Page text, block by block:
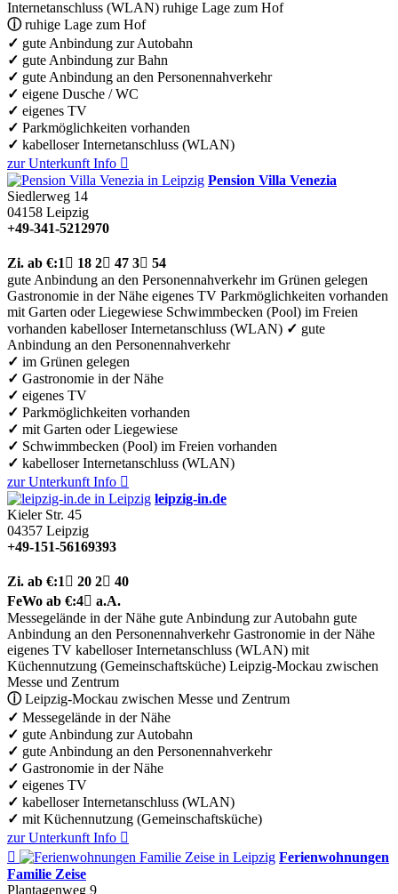
Internetanschluss (WLAN) ruhige Lage zum Hof
ⓘruhige Lage zum Hof
✓ gute Anbindung zur Autobahn
✓ gute Anbindung zur Bahn
✓ gute Anbindung an den Personennahverkehr
✓ eigene Dusche / WC
✓ eigenes TV
✓ Parkmöglichkeiten vorhanden
✓ kabelloser Internetanschluss (WLAN)
zur Unterkunft Info 
Pension Villa Venezia
Siedlerweg 14
04158 Leipzig
+49-341-5212970
Zi. ab €:1  18 2 47 3 54
gute Anbindung an den Personennahverkehr im Grünen gelegen
Gastronomie in der Nähe eigenes TV Parkmöglichkeiten vorhanden
mit Garten oder Liegewiese Schwimmbecken (Pool) im Freien
vorhanden kabelloser Internetanschluss (WLAN) ✓ gute
Anbindung an den Personennahverkehr
✓ im Grünen gelegen
✓ Gastronomie in der Nähe
✓ eigenes TV
✓ Parkmöglichkeiten vorhanden
✓ mit Garten oder Liegewiese
✓ Schwimmbecken (Pool) im Freien vorhanden
✓ kabelloser Internetanschluss (WLAN)
zur Unterkunft Info 
leipzig-in.de
Kieler Str. 45
04357 Leipzig
+49-151-56169393
Zi. ab €:1  20 2 40
FeWo ab €:4 a.A.
Messegelände in der Nähe gute Anbindung zur Autobahn gute
Anbindung an den Personennahverkehr Gastronomie in der Nähe
eigenes TV kabelloser Internetanschluss (WLAN) mit
Küchennutzung (Gemeinschaftsküche) Leipzig-Mockau zwischen
Messe und Zentrum
ⓘLeipzig-Mockau zwischen Messe und Zentrum
✓ Messegelände in der Nähe
✓ gute Anbindung zur Autobahn
✓ gute Anbindung an den Personennahverkehr
✓ Gastronomie in der Nähe
✓ eigenes TV
✓ kabelloser Internetanschluss (WLAN)
✓ mit Küchennutzung (Gemeinschaftsküche)
zur Unterkunft Info 

Ferienwohnungen
Familie Zeise
Plantagenweg 9